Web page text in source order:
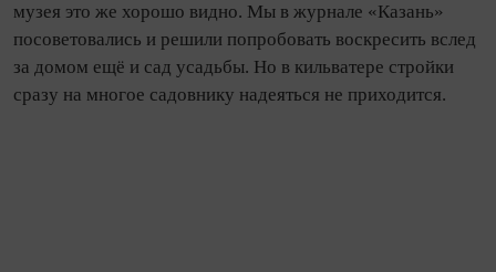
музея это же хорошо видно. Мы в журнале «Ка­зань»
посоветовались и решили попробовать воскресить вслед
за домом ещё и сад усадьбы. Но в кильватере стройки
сразу на многое садовнику надеяться не приходится.